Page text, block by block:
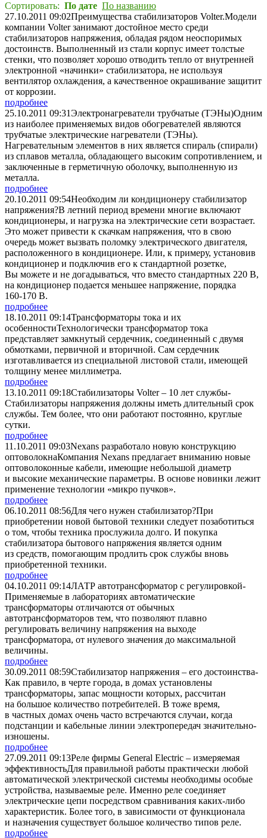
Сортировать: По дате По названию
27.10.2011 09:02Преимущества стабилизаторов Volter.­Модели
компании Volter занимают достойное место среди
стабилизаторов напряжения, обладая рядом неоспоримых
достоинств. Выполненный из стали корпус имеет толстые
стенки, что позволяет хорошо отводить тепло от внутренней
электронной «начинки» стабилизатора, не используя
вентилятор охлаждения, а качественное окрашивание защитит
от коррозии.­
подробнее
25.10.2011 09:31Электронагреватели трубчатые (ТЭНы)­Одним
из наиболее применяемых видов обогревателей являются
трубчатые электрические нагреватели (ТЭНы).
Нагревательным элементов в них является спираль (спирали)
из сплавов металла, обладающего высоким сопротивлением, и
заключенные в герметичную оболочку, выполненную из
металла.
подробнее
20.10.2011 09:54Необходим ли кондиционеру стабилизатор
напряжения?­В летний период времени многие включают
кондиционеры, и нагрузка на электрические сети возрастает.
Это может привести к скачкам напряжения, что в свою
очередь может вызвать поломку электрического двигателя,
расположенного в кондиционере. Или, к примеру, установив
кондиционер и подключив его к стандартной розетке,
Вы можете и не догадываться, что вместо стандартных 220 В,
на кондиционер подается меньшее напряжение, порядка
160-170 В.
подробнее
18.10.2011 09:14Трансформаторы тока и их
особенностиТехнологически трансформатор тока
представляет замкнутый сердечник, соединенный с двумя
обмотками, первичной и вторичной. Сам сердечник
изготавливается из специальной листовой стали, имеющей
толщину менее миллиметра.
подробнее
13.10.2011 09:18Стабилизаторы Volter – 10 лет службы­
Стабилизаторы напряжения должны иметь длительный срок
службы. Тем более, что они работают постоянно, круглые
сутки.
подробнее
11.10.2011 09:03Nexans разработало новую конструкцию
оптоволокна­­Компания Nexans предлагает вниманию новые
оптоволоконные кабели, имеющие небольшой диаметр
и высокие механические параметры. В основе новинки лежит
применение технологии «микро пучков».­­
подробнее
06.10.2011 08:56Для чего нужен стабилизатор?­При
приобретении новой бытовой техники следует позаботиться
о том, чтобы техника прослужила долго. И покупка
стабилизатора бытового напряжения является одним
из средств, помогающим продлить срок службы вновь
приобретенной техники.­
подробнее
04.10.2011 09:14ЛАТР автотрансформатор с регулировкой­­
Применяемые в лабораториях автоматические
трансформаторы отличаются от обычных
автотрансформаторов тем, что позволяют плавно
регулировать величину напряжения на выходе
трансформатора, от нулевого значения до максимальной
величины.
подробнее
30.09.2011 08:59Стабилизатор напряжения – его достоинства­
Как правило, в черте города, в домах установлены
трансформаторы, запас мощности которых, рассчитан
на большое количество потребителей. В тоже время,
в частных домах очень часто встречаются случаи, когда
подстанции и кабельные линии электропередач значительно­
изношены.
подробнее
27.09.2011 09:13Реле фирмы General Electric – измеряемая
эффективность­Для правильной работы практически любой
автоматической электрической системы необходимы особые
устройства, называемые реле. Именно реле соединяет
электрические цепи посредством сравнивания каких-либо
характеристик. Более того, в зависимости от функционала
и назначения существует большое количество типов реле.
подробнее